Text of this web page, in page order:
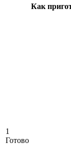
1
Готово
Как